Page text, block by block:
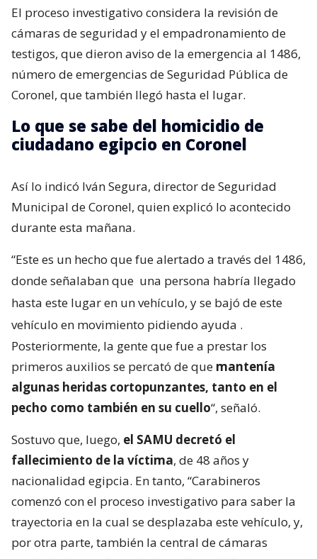
El proceso investigativo considera la revisión de
cámaras de seguridad y el empadronamiento de
testigos, que dieron aviso de la emergencia al 1486,
número de emergencias de Seguridad Pública de
Coronel, que también llegó hasta el lugar.
Lo que se sabe del homicidio de
ciudadano egipcio en Coronel
Así lo indicó Iván Segura, director de Seguridad
Municipal de Coronel, quien explicó lo acontecido
durante esta mañana.
“Este es un hecho que fue alertado a través del 1486,
donde señalaban que una persona habría llegado
hasta este lugar en un vehículo, y se bajó de este
vehículo en movimiento pidiendo ayuda .
Posteriormente, la gente que fue a prestar los
primeros auxilios se percató de que mantenía
algunas heridas cortopunzantes, tanto en el
pecho como también en su cuello“, señaló.
Sostuvo que, luego, el SAMU decretó el
fallecimiento de la víctima, de 48 años y
nacionalidad egipcia. En tanto, “Carabineros
comenzó con el proceso investigativo para saber la
trayectoria en la cual se desplazaba este vehículo, y,
por otra parte, también la central de cámaras